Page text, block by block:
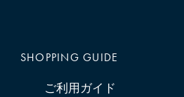
SHOPPING GUIDE
ご利用ガイド